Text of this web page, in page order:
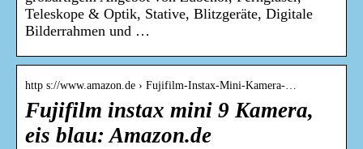
Teleskope & Optik, Stative, Blitzgeräte, Digitale
Bilderrahmen und …
http s://www.amazon.de › Fujifilm-Instax-Mini-Kamera-…
Fujifilm instax mini 9 Kamera,
eis blau: Amazon.de